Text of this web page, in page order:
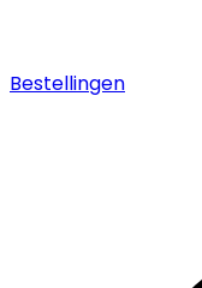
Bestellingen